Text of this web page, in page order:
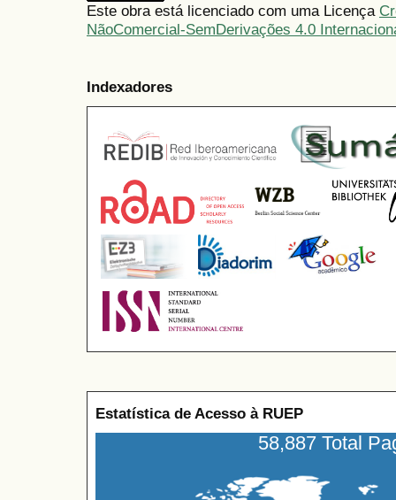
Este obra está licenciado com uma Licença
NãoComercial-SemDerivações 4.0
Indexadores
Estatística de Acesso à RUEP
58,887 Total